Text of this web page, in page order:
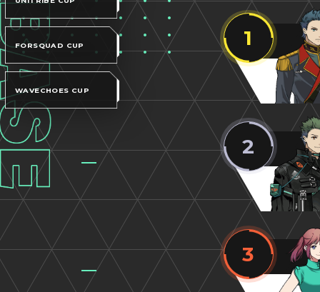
1
2
3
FORSQUAD CUP
WAVECHOES CUP